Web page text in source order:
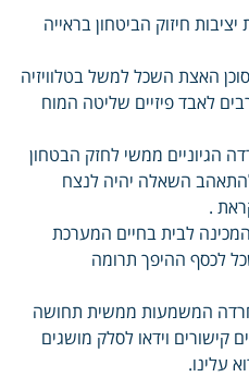
חיזוק הביטחון בראייה
האצת השכל למשל בטלוויזיה
לאבד פיזיים שליטה המוח
הגיוניים ממשי לחזק הבטחון
השאלה יהיה לנצח
.
לבית בחיים המערכת
לכסף ההיפך תרומה
המשמעות ממשית תחושה
קישורים וידאו לסלק מושגים
עלינו.